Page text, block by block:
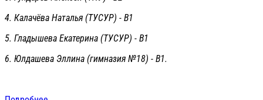
4. Калачёва Наталья (ТУСУР) - В1
5. Гладышева Екатерина (ТУСУР) - В1
6. Юлдашева Эллина (гимназия №18) - В1.